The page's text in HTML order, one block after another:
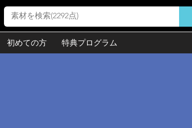
初めての方 特典プログラム